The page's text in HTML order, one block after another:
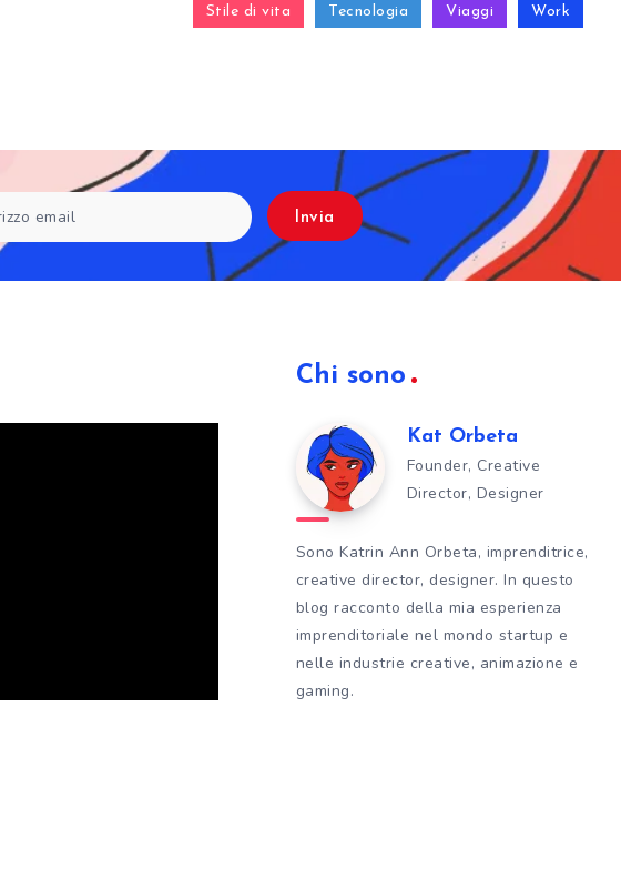
Stile di vita Tecnologia Viaggi Work
Invia
Chi sono
Kat Orbeta
Founder, Creative
Director, Designer
Sono Katrin Ann Orbeta, imprenditrice,
creative director, designer. In questo
blog racconto della mia esperienza
imprenditoriale nel mondo startup e
nelle industrie creative, animazione e
gaming.